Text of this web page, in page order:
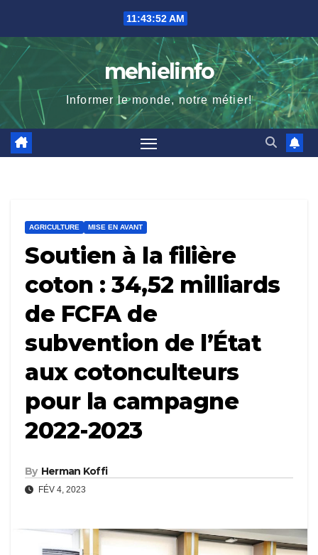
content
11:43:53 AM
mehielinfo
Informer le monde, notre métier!
AGRICULTURE MISE EN AVANT
Soutien à la filière
coton : 34,52 milliards
de FCFA de
subvention de l’État
aux cotonculteurs
pour la campagne
2022-2023
By Herman Koffi
FÉV 4, 2023